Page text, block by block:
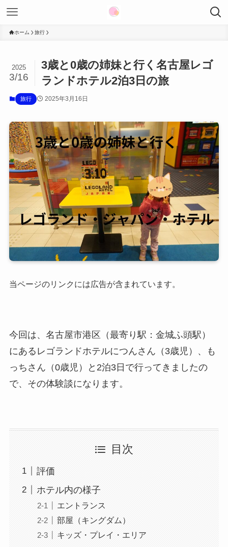
ホーム 旅行
3歳と0歳の姉妹と行く名古屋レゴ
ランドホテル2泊3日の旅
2025
3/16
旅行 2025年3月16日
当ページのリンクには広告が含まれています。
今回は、名古屋市港区（最寄り駅：金城ふ頭駅）
にあるレゴランドホテルにつんさん（3歳児）、も
っちさん（0歳児）と2泊3日で行ってきましたの
で、その体験談になります。
目次
評価
ホテル内の様子
エントランス
部屋（キングダム）
キッズ・プレイ・エリア